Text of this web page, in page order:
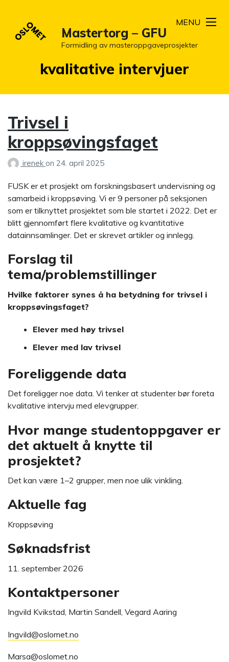
Mastertorg – GFU
Formidling av masteroppgaveprosjekter
MENU
Stikkord:
kvalitative intervjuer
Trivsel i
kroppsøvingsfaget
irenek on 24. april 2025
FUSK er et prosjekt om forskningsbasert undervisning og
samarbeid i kroppsøving. Vi er 9 personer på seksjonen
som er tilknyttet prosjektet som ble startet i 2022. Det er
blitt gjennomført flere kvalitative og kvantitative
datainnsamlinger. Det er skrevet artikler og innlegg.
Forslag til
tema/problemstillinger
Hvilke faktorer synes å ha betydning for trivsel i
kroppsøvingsfaget?
Elever med høy trivsel
Elever med lav trivsel
Foreliggende data
Det foreligger noe data. Vi tenker at studenter bør foreta
kvalitative intervju med elevgrupper.
Hvor mange studentoppgaver er
det aktuelt å knytte til
prosjektet?
Det kan være 1–2 grupper, men noe ulik vinkling.
Aktuelle fag
Kroppsøving
Søknadsfrist
11. september 2026
Kontaktpersoner
Ingvild Kvikstad, Martin Sandell, Vegard Aaring
Ingvild@oslomet.no
Marsa@oslomet.no